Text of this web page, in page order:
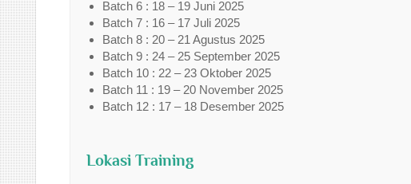
Batch 6 : 18 – 19 Juni 2025
Batch 7 : 16 – 17 Juli 2025
Batch 8 : 20 – 21 Agustus 2025
Batch 9 : 24 – 25 September 2025
Batch 10 : 22 – 23 Oktober 2025
Batch 11 : 19 – 20 November 2025
Batch 12 : 17 – 18 Desember 2025
Lokasi Training